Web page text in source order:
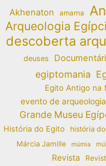
Akhenaton amarna
Arqueologia
descoberta
deuses
egiptomania
Egito Antigo na
evento de arqueologia
Grande Museu
História do Egito
história
Márcia Jamille múmia
Revista